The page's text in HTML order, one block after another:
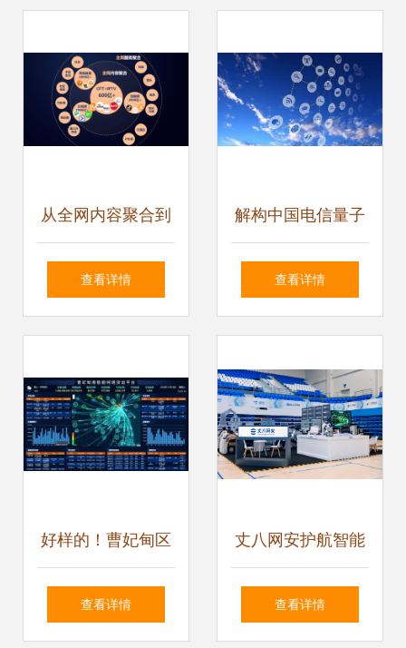
供应链
从全网内容聚合到
智慧融合运营 易视
演进之道
查看详情
解构中国电信量子
城域网 卖什么？卖
查看详情
好样的！曹妃甸区
打造全国智慧港口
查看详情
丈八网安护航智能
制造安全 第七届工
查看详情